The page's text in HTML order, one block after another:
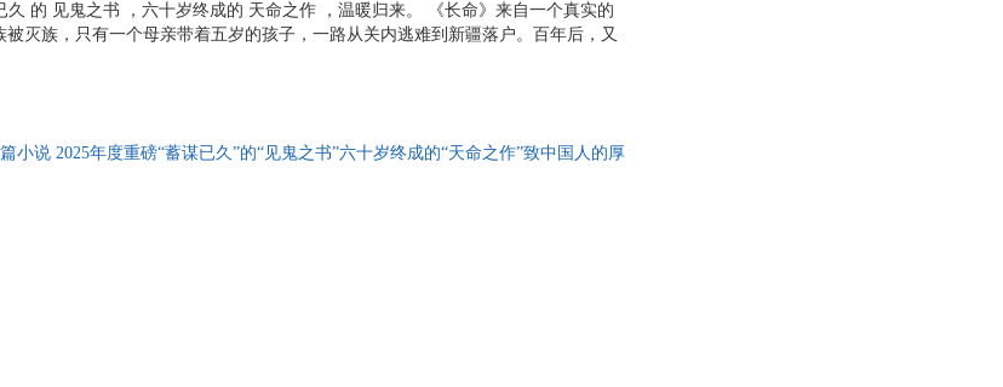
久 的 见鬼之书 ，六十岁终成的 天命之作 ，温暖归来。 《长命》来自一个真实的
灭族，只有一个母亲带着五岁的孩子，一路从关内逃难到新疆落户。百年后，又
兴衰史，我也有黑夜 见鬼 的恐惧童年，也回老家祭祖，在那里找回幼年丢失的
长故事，在我心里躺了十年，它在等我长老， 长出地老天荒的情感来。直到我六十
整的现实，所以说，这是一部现实主义
小说 2025年度重磅“蓄谋已久”的“见鬼之书”六十岁终成的“天命之作”致中国人的厚